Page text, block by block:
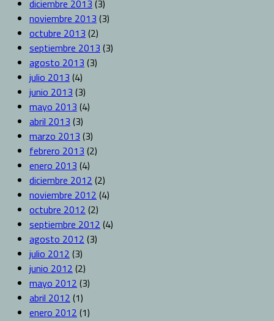
diciembre 2013 (3)
noviembre 2013 (3)
octubre 2013 (2)
septiembre 2013 (3)
agosto 2013 (3)
julio 2013 (4)
junio 2013 (3)
mayo 2013 (4)
abril 2013 (3)
marzo 2013 (3)
febrero 2013 (2)
enero 2013 (4)
diciembre 2012 (2)
noviembre 2012 (4)
octubre 2012 (2)
septiembre 2012 (4)
agosto 2012 (3)
julio 2012 (3)
junio 2012 (2)
mayo 2012 (3)
abril 2012 (1)
enero 2012 (1)